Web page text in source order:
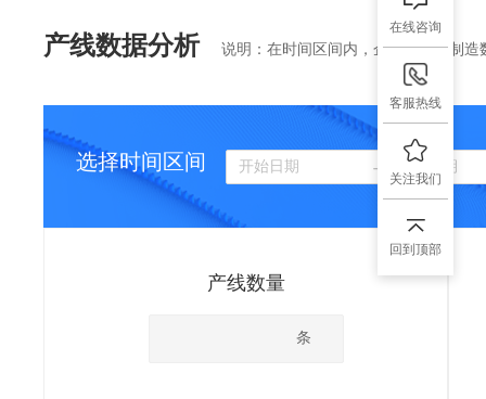
产线数据分析 说明：在时间区间内，企业相关的制造
选择时间区间
产线数量
条
在线咨询
客服热线
关注我们
回到顶部